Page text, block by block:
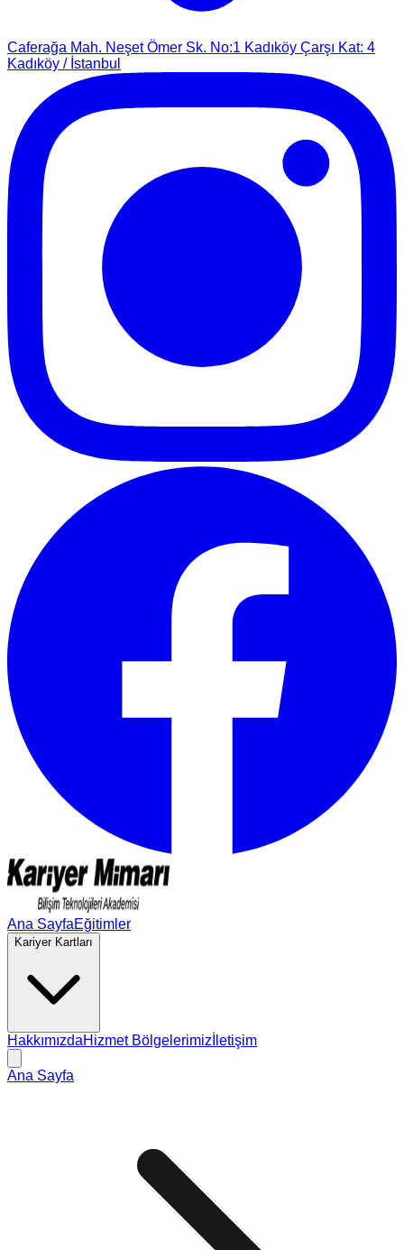
Caferağa Mah. Neşet Ömer Sk. No:1 Kadıköy Çarşı Kat: 4
Kadıköy / İstanbul
Ana SayfaEğitimler
Kariyer Kartları
HakkımızdaHizmet Bölgelerimiz İletişim
Ana Sayfa